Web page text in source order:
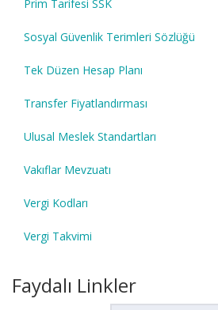
Prim Tarifesi SSK
Sosyal Güvenlik Terimleri Sözlüğü
Tek Düzen Hesap Planı
Transfer Fiyatlandırması
Ulusal Meslek Standartları
Vakıflar Mevzuatı
Vergi Kodları
Vergi Takvimi
Faydalı Linkler